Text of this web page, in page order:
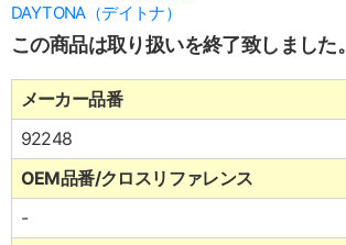
DAYTONA（デイトナ）
この商品は取り扱いを終了致しました。
メーカー品番
92248
OEM品番/クロスリファレンス
-